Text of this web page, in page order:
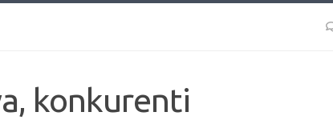
konkurenti